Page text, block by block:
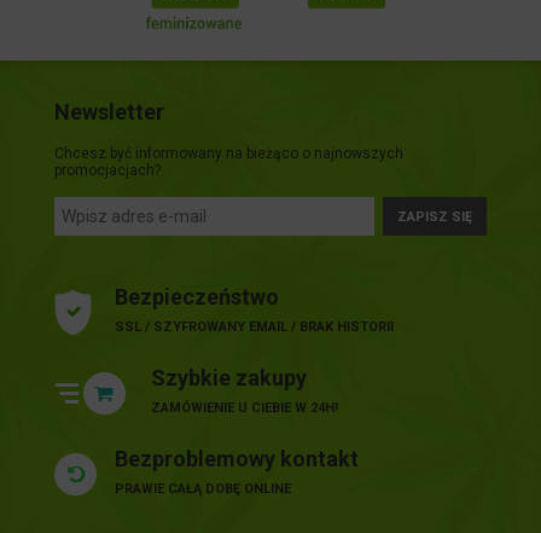
Newsletter
Chcesz być informowany na bieżąco o najnowszych
promocjacjach?
ZAPISZ SIĘ
Bezpieczeństwo
SSL / SZYFROWANY EMAIL / BRAK HISTORII
Szybkie zakupy
ZAMÓWIENIE U CIEBIE W 24H!
Bezproblemowy kontakt
PRAWIE CAŁĄ DOBĘ ONLINE